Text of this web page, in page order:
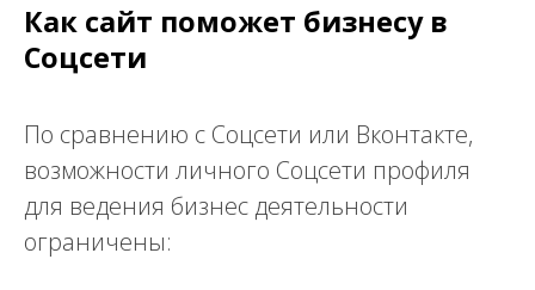
Как сайт поможет бизнесу в
Соцсети
По сравнению с Соцсети или Вконтакте,
возможности личного Соцсети профиля
для ведения бизнес деятельности
ограничены: